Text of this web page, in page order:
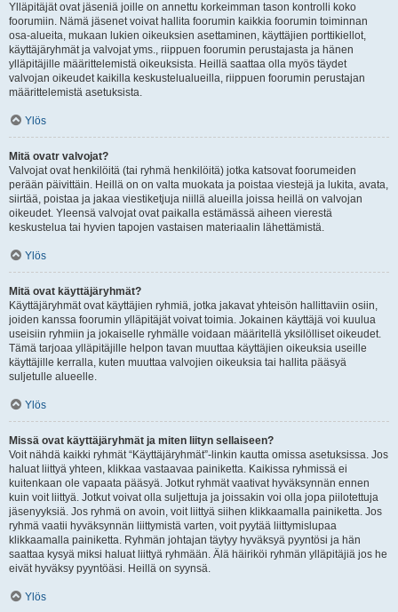
Ylläpitäjät ovat jäseniä joille on annettu korkeimman tason kontrolli koko
foorumiin. Nämä jäsenet voivat hallita foorumin kaikkia foorumin toiminnan
osa-alueita, mukaan lukien oikeuksien asettaminen, käyttäjien porttikiellot,
käyttäjäryhmät ja valvojat yms., riippuen foorumin perustajasta ja hänen
ylläpitäjille määrittelemistä oikeuksista. Heillä saattaa olla myös täydet
valvojan oikeudet kaikilla keskustelualueilla, riippuen foorumin perustajan
määrittelemistä asetuksista.
Ylös
Mitä ovatr valvojat?
Valvojat ovat henkilöitä (tai ryhmä henkilöitä) jotka katsovat foorumeiden
perään päivittäin. Heillä on on valta muokata ja poistaa viestejä ja lukita, avata,
siirtää, poistaa ja jakaa viestiketjuja niillä alueilla joissa heillä on valvojan
oikeudet. Yleensä valvojat ovat paikalla estämässä aiheen vierestä
keskustelua tai hyvien tapojen vastaisen materiaalin lähettämistä.
Ylös
Mitä ovat käyttäjäryhmät?
Käyttäjäryhmät ovat käyttäjien ryhmiä, jotka jakavat yhteisön hallittaviin osiin,
joiden kanssa foorumin ylläpitäjät voivat toimia. Jokainen käyttäjä voi kuulua
useisiin ryhmiin ja jokaiselle ryhmälle voidaan määritellä yksilölliset oikeudet.
Tämä tarjoaa ylläpitäjille helpon tavan muuttaa käyttäjien oikeuksia useille
käyttäjille kerralla, kuten muuttaa valvojien oikeuksia tai hallita pääsyä
suljetulle alueelle.
Ylös
Missä ovat käyttäjäryhmät ja miten liityn sellaiseen?
Voit nähdä kaikki ryhmät “Käyttäjäryhmät”-linkin kautta omissa asetuksissa. Jos
haluat liittyä yhteen, klikkaa vastaavaa painiketta. Kaikissa ryhmissä ei
kuitenkaan ole vapaata pääsyä. Jotkut ryhmät vaativat hyväksynnän ennen
kuin voit liittyä. Jotkut voivat olla suljettuja ja joissakin voi olla jopa piilotettuja
jäsenyyksiä. Jos ryhmä on avoin, voit liittyä siihen klikkaamalla painiketta. Jos
ryhmä vaatii hyväksynnän liittymistä varten, voit pyytää liittymislupaa
klikkaamalla painiketta. Ryhmän johtajan täytyy hyväksyä pyyntösi ja hän
saattaa kysyä miksi haluat liittyä ryhmään. Älä häiriköi ryhmän ylläpitäjiä jos he
eivät hyväksy pyyntöäsi. Heillä on syynsä.
Ylös